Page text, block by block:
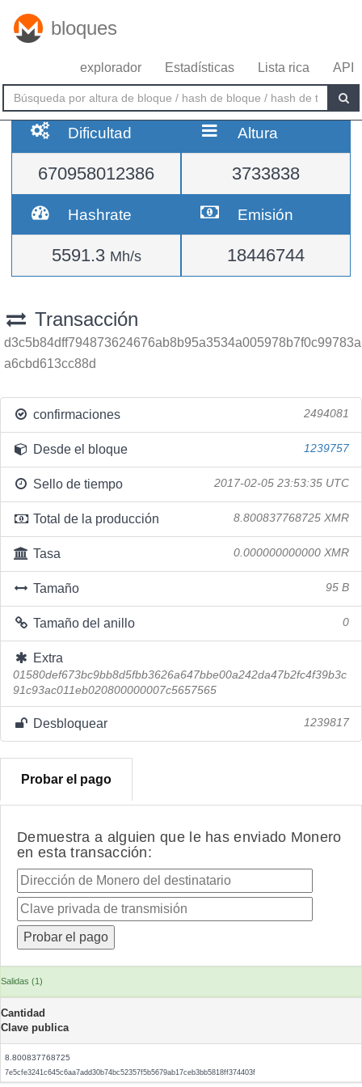
bloques
explorador Estadísticas Lista rica API
Dificultad
670958012386
Altura
3733838
Hashrate
5591.3 Mh/s
Emisión
18446744
Transacción
d3c5b84dff794873624676ab8b95a3534a005978b7f0c99783a
a6cbd613cc88d
confirmaciones 2494081
Desde el bloque 1239757
Sello de tiempo 2017-02-05 23:53:35 UTC
Total de la producción 8.800837768725 XMR
Tasa 0.000000000000 XMR
Tamaño 95 B
Tamaño del anillo 0
Extra
01580def673bc9bb8d5fbb3626a647bbe00a242da47b2fc4f39b3c
91c93ac011eb020800000007c5657565
Desbloquear 1239817
Probar el pago
Demuestra a alguien que le has enviado Monero
en esta transacción:
Salidas (1)
Cantidad
Clave publica
8.800837768725
7e5cfe3241c645c6aa7add30b74bc52357f5b5679ab17ceb3bb5818ff374403f